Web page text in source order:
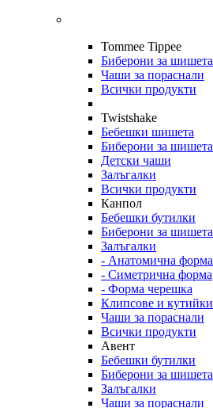
Tommee Tippee
Биберони за шишета
Чаши за пораснали
Всички продукти
Twistshake
Бебешки шишета
Биберони за шишета
Детски чаши
Залъгалки
Всички продукти
Канпол
Бебешки бутилки
Биберони за шишета
Залъгалки
- Анатомична форма
- Симетрична форма
- Форма черешка
Клипсове и кутийки
Чаши за пораснали
Всички продукти
Авент
Бебешки бутилки
Биберони за шишета
Залъгалки
Чаши за пораснали